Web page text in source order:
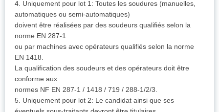
4. Uniquement pour lot 1: Toutes les soudures (manuelles,
automatiques ou semi-automatiques)
doivent être réalisées par des soudeurs qualifiés selon la
norme EN 287-1
ou par machines avec opérateurs qualifiés selon la norme
EN 1418.
La qualification des soudeurs et des opérateurs doit être
conforme aux
normes NF EN 287-1 / 1418 / 719 / 288-1/2/3.
5. Uniquement pour lot 2: Le candidat ainsi que ses